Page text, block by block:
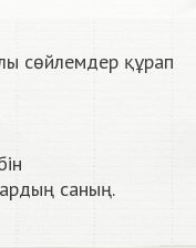
сөйлемдер құрап
саның.